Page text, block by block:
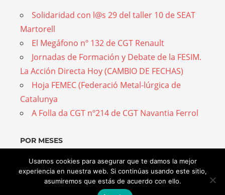
Solidaridad con l@s 29 del taller 10 de SEAT
Martorell
El Megáfono nº 132 de CGT Renault
Jornadas de Formación y Debate de la FESIM.
La Acción Directa Hoy (CAMBIO DE FECHAS)
Hoja FEMEC (Federació Metal-lúrgica de
Catalunya
A Folla da CGT nº214 de CGT Navantia Ferrol
POR MESES
Por
meses
Usamos cookies para asegurar que te damos la mejor
experiencia en nuestra web. Si continúas usando este sitio,
asumiremos que estás de acuerdo con ello.